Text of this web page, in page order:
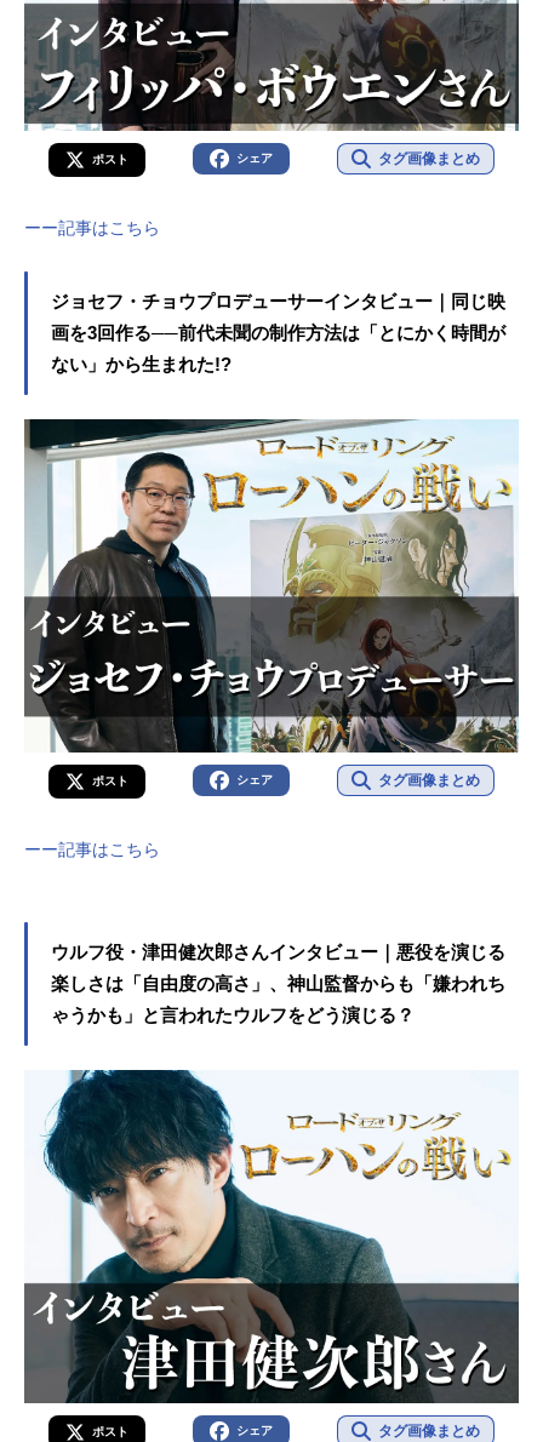
ポスト シェア タグ画像まとめ
ーー記事はこちら
ジョセフ・チョウプロデューサーインタビュー｜同じ映
画を3回作る──前代未聞の制作方法は「とにかく時間が
ない」から生まれた!?
ポスト シェア タグ画像まとめ
ーー記事はこちら
ウルフ役・津田健次郎さんインタビュー｜悪役を演じる
楽しさは「自由度の高さ」、神山監督からも「嫌われち
ゃうかも」と言われたウルフをどう演じる？
ポスト シェア タグ画像まとめ